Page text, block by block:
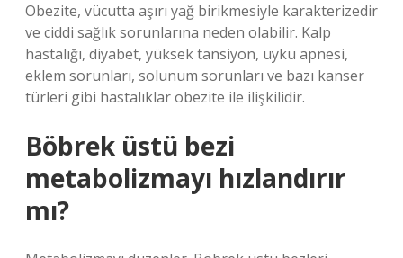
Obezite, vücutta aşırı yağ birikmesiyle karakterizedir
ve ciddi sağlık sorunlarına neden olabilir. Kalp
hastalığı, diyabet, yüksek tansiyon, uyku apnesi,
eklem sorunları, solunum sorunları ve bazı kanser
türleri gibi hastalıklar obezite ile ilişkilidir.
Böbrek üstü bezi
metabolizmayı hızlandırır
mı?